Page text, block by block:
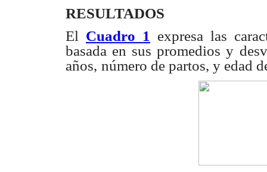
RESULTADOS
El Cuadro 1 expresa las
basada en sus promedios y
años, número de partos, y edad